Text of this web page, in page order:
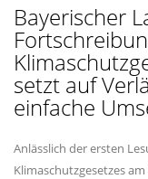
Bayerischer
setzt auf
einfache
Anlässlich der ersten
Klimaschutzgesetzes